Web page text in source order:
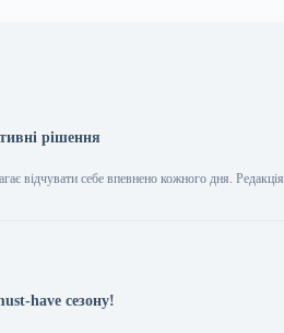
рішення
відчувати себе впевнено кожного дня. Редакція
have сезону!